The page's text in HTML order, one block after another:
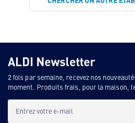
ALDI Newsletter
2 fois par semaine, recevez nos
moment. Produits frais, pour la maison,
Entrez votre e-mail